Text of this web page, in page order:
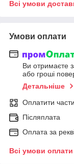
Всі умови
Умови оплати
Ви отримаєте
або гроші
Детальніше
Оплатити
Післяплата
Оплата за
Всі умови оплати